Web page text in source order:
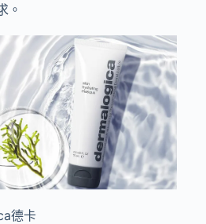
。
德卡